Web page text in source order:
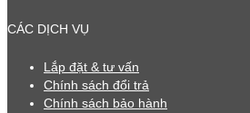
CÁC DỊCH VỤ
Lắp đặt & tư vấn
Chính sách đổi trả
Chính sách bảo hành